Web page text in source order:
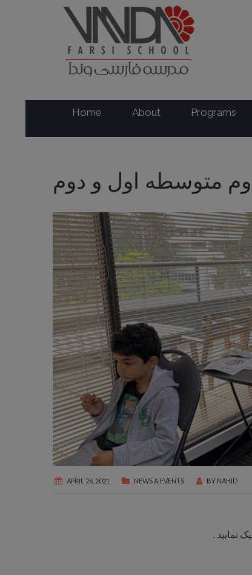
Home About Programs
متوسطه اول و دوم
APRIL 26, 2021 NEWS & EVENTS BY NAHID
نمایید